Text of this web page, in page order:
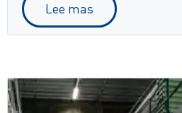
Lee mas